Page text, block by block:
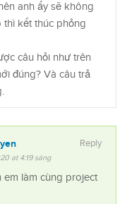
anh ấy sẽ không
thì kết thúc phỏng
câu hỏi như trên
đúng? Và câu trả
at 4:19 sáng
Reply
em làm cùng project